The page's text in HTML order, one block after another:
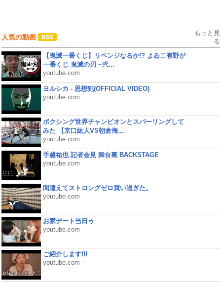
人気の動画
もっと見
る
【鬼滅一番くじ】リベンジなるか!? よゐこ有野が
一番くじ 鬼滅の刃 ~弐...
youtube.com
ヨルシカ - 思想犯(OFFICIAL VIDEO)
youtube.com
ボクシング世界チャンピオンとスパーリングして
みた 【京口紘人VS朝倉海...
youtube.com
手越祐也 記者会見 舞台裏 BACKSTAGE
youtube.com
間違えてストロングゼロ買い過ぎた。
youtube.com
お家デート当日ゥ
youtube.com
ご紹介します!!!
youtube.com